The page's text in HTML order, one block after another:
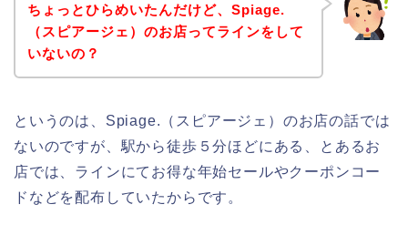
ちょっとひらめいたんだけど、Spiage.
（スピアージェ）のお店ってラインをして
いないの？
というのは、Spiage.（スピアージェ）のお店の話では
ないのですが、駅から徒歩５分ほどにある、とあるお
店では、ラインにてお得な年始セールやクーポンコー
ドなどを配布していたからです。